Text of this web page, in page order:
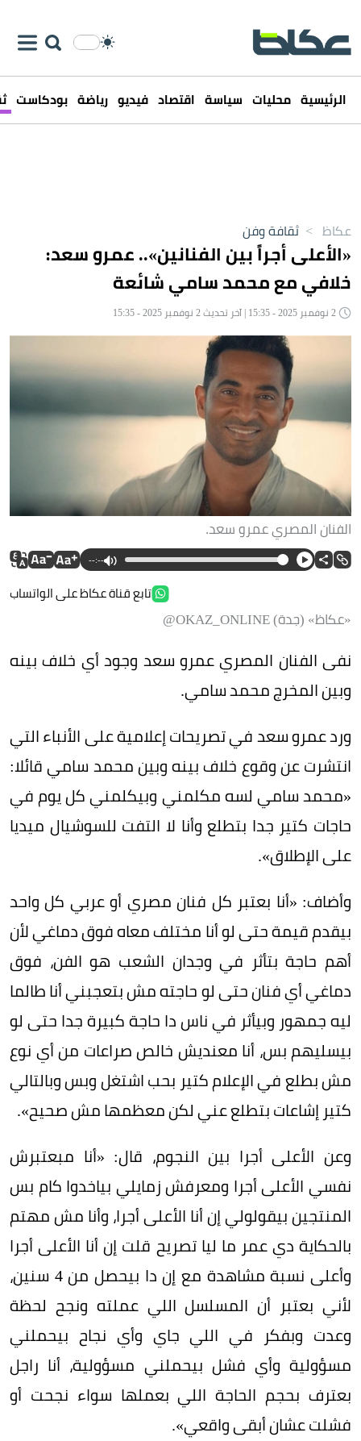
الرئيسية محليات سياسة اقتصاد فيديو رياضة بودكاست
عكاظ > ثقافة وفن
«الأعلى أجراً بين الفنانين».. عمرو سعد:
خلافي مع محمد سامي شائعة
الفنان المصري عمرو سعد.
--:--
تابع قناة عكاظ على الواتساب
«عكاظ» (جدة) OKAZ_ONLINE@
نفى الفنان المصري عمرو سعد وجود أي خلاف بينه
وبين المخرج محمد سامي.
ورد عمرو سعد في تصريحات إعلامية على الأنباء التي
انتشرت عن وقوع خلاف بينه وبين محمد سامي قائلا:
«محمد سامي لسه مكلمني وبيكلمني كل يوم في
حاجات كتير جدا بتطلع وأنا لا التفت للسوشيال ميديا
على الإطلاق».
وأضاف: «أنا بعتبر كل فنان مصري أو عربي كل واحد
بيقدم قيمة حتى لو أنا مختلف معاه فوق دماغي لأن
أهم حاجة بتأثر في وجدان الشعب هو الفن، فوق
دماغي أي فنان حتى لو حاجته مش بتعجبني أنا طالما
ليه جمهور وبيأثر في ناس دا حاجة كبيرة جدا حتى لو
بيسليهم بس، أنا معنديش خالص صراعات من أي نوع
مش بطلع في الإعلام كتير بحب اشتغل وبس وبالتالي
كتير إشاعات بتطلع عني لكن معظمها مش صحيح».
وعن الأعلى أجرا بين النجوم، قال: «أنا مبعتبرش
نفسي الأعلى أجرا ومعرفش زمايلي بياخدوا كام بس
المنتجين بيقولولي إن أنا الأعلى أجرا، وأنا مش مهتم
بالحكاية دي عمر ما ليا تصريح قلت إن أنا الأعلى أجرا
وأعلى نسبة مشاهدة مع إن دا بيحصل من 4 سنين،
لأني بعتبر أن المسلسل اللي عملته ونجح لحظة
وعدت وبفكر في اللي جاي وأي نجاح بيحملني
مسؤولية وأي فشل بيحملني مسؤولية، أنا راجل
بعترف بحجم الحاجة اللي بعملها سواء نجحت أو
فشلت عشان أبقى واقعي».